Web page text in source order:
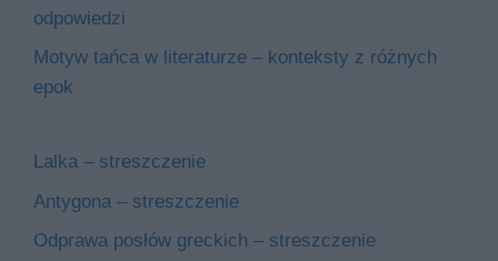
odpowiedzi
Motyw tańca w literaturze – konteksty z różnych
epok
Lalka – streszczenie
Antygona – streszczenie
Odprawa posłów greckich – streszczenie